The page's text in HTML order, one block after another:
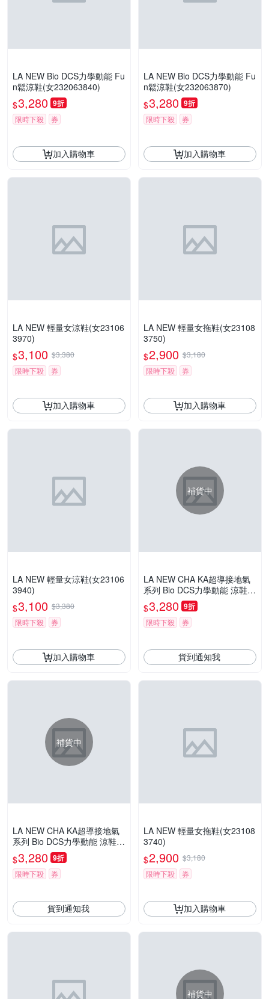
LA NEW Bio DCS力學動能 Fu
n鬆涼鞋(女232063840)
$3,280 9折
限時下殺 券
加入購物車
LA NEW Bio DCS力學動能 Fu
n鬆涼鞋(女232063870)
$3,280 9折
限時下殺 券
加入購物車
LA NEW 輕量女涼鞋(女23106
3970)
$3,100 $3,380
限時下殺
券
加入購物車
LA NEW 輕量女拖鞋(女23108
3750)
$2,900 $3,180
限時下殺
券
加入購物車
LA NEW 輕量女涼鞋(女23106
3940)
$3,100 $3,380
限時下殺
券
加入購物車
補貨中
LA NEW CHA KA超導接地氣
系列 Bio DCS力學動能 涼鞋
(女232063750)
$3,280 9折
限時下殺 券
貨到通知我
補貨中
LA NEW CHA KA超導接地氣
系列 Bio DCS力學動能 涼鞋
(女232063740)
$3,280 9折
限時下殺 券
貨到通知我
LA NEW 輕量女拖鞋(女23108
3740)
$2,900 $3,180
限時下殺
券
加入購物車
補貨中